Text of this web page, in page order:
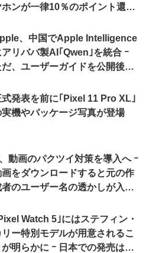
ホンが一律10％のポイント還元
、中国でApple Intelligence
アリババ製AI｢Qwen｣を統合 ｰ
だ、ユーザーガイドを公開後に
式発表を前に｢Pixel 11 Pro XL｣
機やパッケージ写真が登場
動画のパクツイ対策を導入へ ｰ
をダウンロードすると元の作
者のユーザー名の透かしが入る
Watch 5｣にはステフィン・
リー特別モデルが用意されるこ
が明らかに ｰ 日本での発売は期